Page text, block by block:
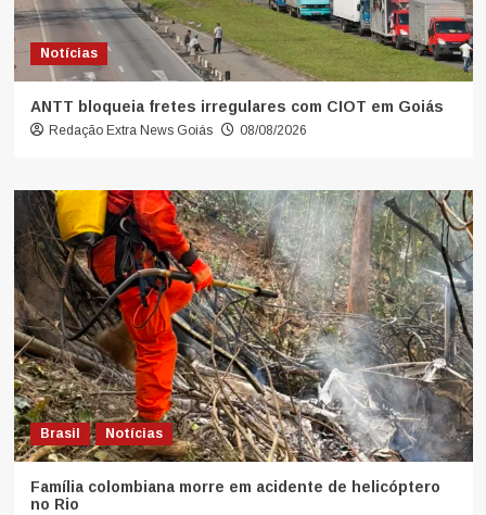
Notícias
ANTT bloqueia fretes irregulares com CIOT em Goiás
Redação Extra News Goiás 08/08/2026
Brasil Notícias
Família colombiana morre em acidente de helicóptero
no Rio